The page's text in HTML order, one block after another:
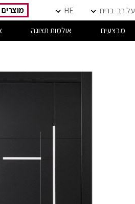
על רב-בריח HE
מבצעים אולמות תצוגה